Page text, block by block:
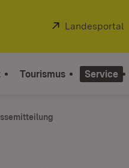
Extern:
Landesportal
Tourismus Service